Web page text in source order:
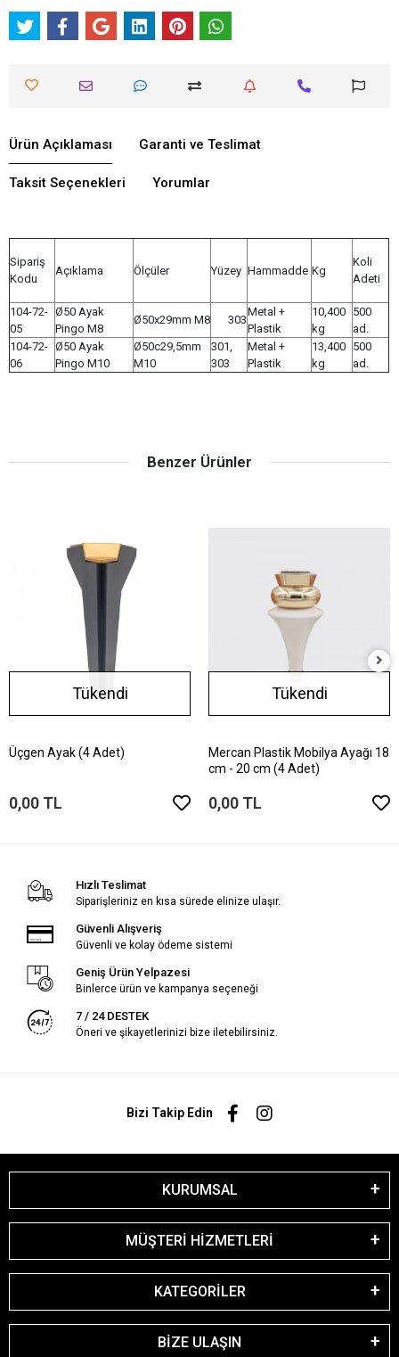
Ürün Açıklaması Garanti ve Teslimat
Taksit Seçenekleri Yorumlar
Sipariş
Kodu
Açıklama Ölçüler Yüzey Hammadde Kg
Koli
Adeti
104-72-
05
Ø50 Ayak
Pingo M8
Ø50x29mm M8 303
Metal +
Plastik
10,400
kg
500
ad.
104-72-
06
Ø50 Ayak
Pingo M10
Ø50c29,5mm
M10
301,
303
Metal +
Plastik
13,400
kg
500
ad.
Benzer Ürünler
Tükendi
Üçgen Ayak (4 Adet)
0,00 TL
Tükendi
Mercan Plastik Mobilya Ayağı 18
cm - 20 cm (4 Adet)
0,00 TL
Hızlı Teslimat
Siparişleriniz en kısa sürede elinize ulaşır.
Güvenli Alışveriş
Güvenli ve kolay ödeme sistemi
Geniş Ürün Yelpazesi
Binlerce ürün ve kampanya seçeneği
7 / 24 DESTEK
Öneri ve şikayetlerinizi bize iletebilirsiniz.
Bizi Takip Edin
KURUMSAL
MÜŞTERİ HİZMETLERİ
KATEGORİLER
BİZE ULAŞIN